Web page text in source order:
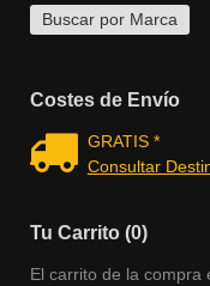
Costes de Envío
GRATIS *
Consultar
Tu Carrito (0)
El carrito de la compra